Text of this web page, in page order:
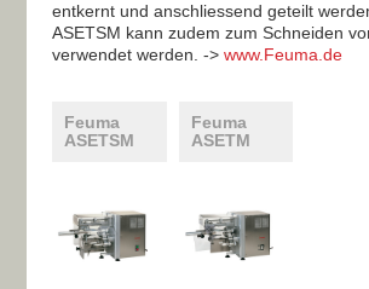
entkernt und anschliessend geteilt
ASETSM kann zudem zum Schneiden
verwendet werden. ->www.Feuma.de
Feuma
ASETSM
Feuma
ASETM